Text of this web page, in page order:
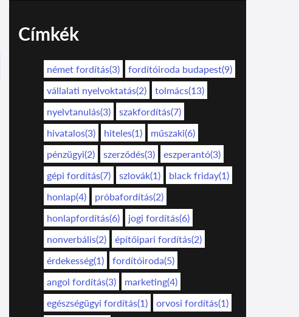
Címkék
német fordítás(3)
fordítóiroda budapest(9)
vállalati nyelvoktatás(2)
tolmács(13)
nyelvtanulás(3)
szakfordítás(7)
hivatalos(3)
hiteles(1)
műszaki(6)
pénzügyi(2)
szerződés(3)
eszperantó(3)
gépi fordítás(7)
szlovák(1)
black friday(1)
honlap(4)
próbafordítás(2)
honlapfordítás(6)
jogi fordítás(6)
nonverbális(2)
építőipari fordítás(2)
érdekesség(1)
fordítóiroda(5)
angol fordítás(3)
marketing(4)
egészségügyi fordítás(1)
orvosi fordítás(1)